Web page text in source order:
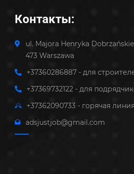
Контакты:
ul. Majora Henryka
473 Warszawa
+37360286887 - для
+37369732122 - для
+37362090733 - горячая
adsjustjob@gmail.com